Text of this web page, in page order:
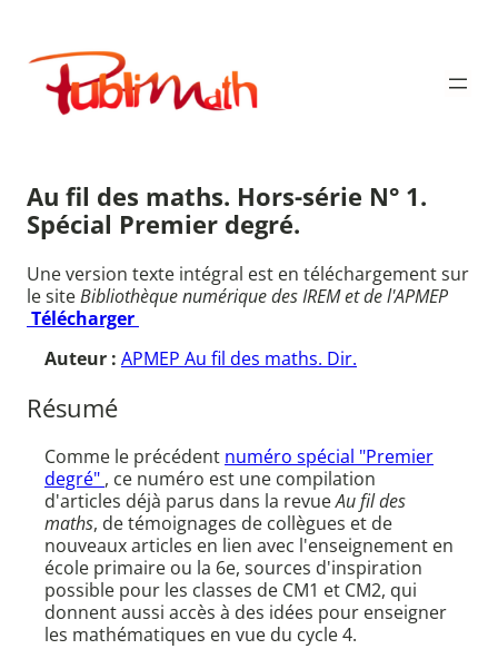
contenu
Publimath
Au fil des maths. Hors-série N° 1.
Spécial Premier degré.
Une version texte intégral est en téléchargement sur
le siteBibliothèque numérique des IREM et de l'APMEP
Télécharger
Auteur : APMEP Au fil des maths. Dir.
Résumé
Comme le précédent numéro spécial "Premier
degré" , ce numéro est une compilation
d'articles déjà parus dans la revueAu fil des
maths, de témoignages de collègues et de
nouveaux articles en lien avec l'enseignement en
école primaire ou la 6e, sources d'inspiration
possible pour les classes de CM1 et CM2, qui
donnent aussi accès à des idées pour enseigner
les mathématiques en vue du cycle 4.